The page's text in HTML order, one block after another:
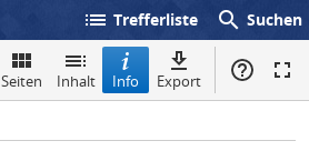
list Trefferliste search Suchen
Seiten Inhalt Info Export